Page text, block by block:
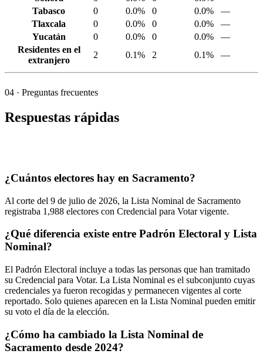
Tabasco
0 0.0% 0 0.0%
—
Tlaxcala
0 0.0% 0 0.0%
—
Yucatán
0 0.0% 0 0.0%
—
Residentes en el
extranjero
2 0.1% 2 0.1% —
04 · Preguntas frecuentes
Respuestas rápidas
¿Cuántos electores hay en Sacramento?
Al corte del 9 de julio de 2026, la Lista Nominal de Sacramento
registraba 1,988 electores con Credencial para Votar vigente.
¿Qué diferencia existe entre Padrón Electoral y Lista
Nominal?
El Padrón Electoral incluye a todas las personas que han tramitado
su Credencial para Votar. La Lista Nominal es el subconjunto cuyas
credenciales ya fueron recogidas y permanecen vigentes al corte
reportado. Solo quienes aparecen en la Lista Nominal pueden emitir
su voto el día de la elección.
¿Cómo ha cambiado la Lista Nominal de
Sacramento desde 2024?